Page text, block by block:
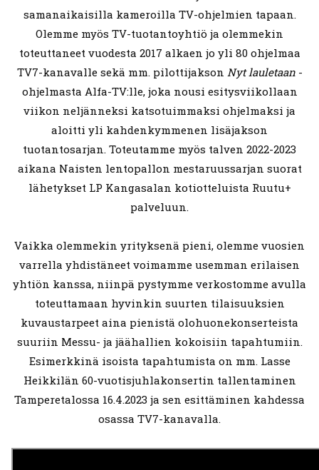
samanaikaisilla kameroilla TV-ohjelmien tapaan.
Olemme myös TV-tuotantoyhtiö ja olemmekin
toteuttaneet vuodesta 2017 alkaen jo yli 80 ohjelmaa
TV7-kanavalle sekä mm. pilottijakson Nyt lauletaan-
ohjelmasta Alfa-TV:lle, joka nousi esitysviikollaan
viikon neljänneksi katsotuimmaksi ohjelmaksi ja
aloitti yli kahdenkymmenen lisäjakson
tuotantosarjan. Toteutamme myös talven 2022-2023
aikana Naisten lentopallon mestaruussarjan suorat
lähetykset LP Kangasalan kotiotteluista Ruutu+
palveluun.
Vaikka olemmekin yrityksenä pieni, olemme vuosien
varrella yhdistäneet voimamme usemman erilaisen
yhtiön kanssa, niinpä pystymme verkostomme avulla
toteuttamaan hyvinkin suurten tilaisuuksien
kuvaustarpeet aina pienistä olohuonekonserteista
suuriin Messu- ja jäähallien kokoisiin tapahtumiin.
Esimerkkinä isoista tapahtumista on mm. Lasse
Heikkilän 60-vuotisjuhlakonsertin tallentaminen
Tamperetalossa 16.4.2023 ja sen esittäminen kahdessa
osassa TV7-kanavalla.